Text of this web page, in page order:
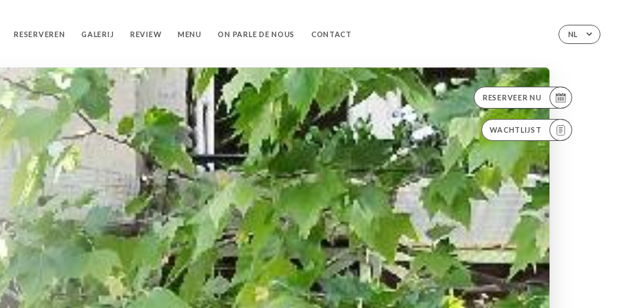
NL
RESERVEREN GALERIJ REVIEW MENU ON PARLE DE NOUS CONTACT
RESERVEER NU
WACHTLIJST